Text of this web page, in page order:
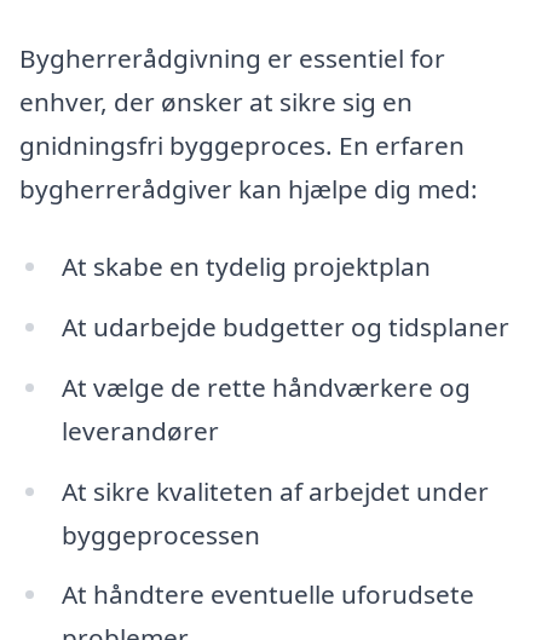
Bygherrerådgivning er essentiel for
enhver, der ønsker at sikre sig en
gnidningsfri byggeproces. En erfaren
bygherrerådgiver kan hjælpe dig med:
At skabe en tydelig projektplan
At udarbejde budgetter og tidsplaner
At vælge de rette håndværkere og
leverandører
At sikre kvaliteten af arbejdet under
byggeprocessen
At håndtere eventuelle uforudsete